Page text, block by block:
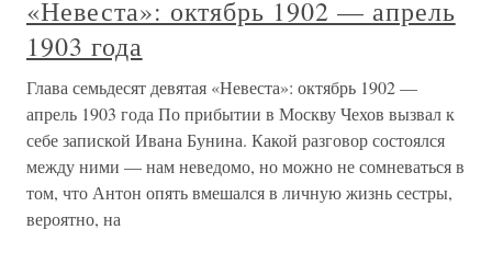
«Невеста»: октябрь 1902 — апрель
1903 года
Глава семьдесят девятая «Невеста»: октябрь 1902 —
апрель 1903 года По прибытии в Москву Чехов вызвал к
себе запиской Ивана Бунина. Какой разговор состоялся
между ними — нам неведомо, но можно не сомневаться в
том, что Антон опять вмешался в личную жизнь сестры,
вероятно, на